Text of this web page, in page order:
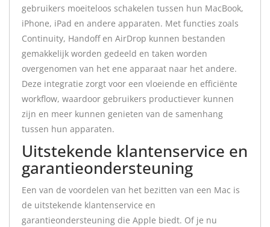
gebruikers moeiteloos schakelen tussen hun MacBook,
iPhone, iPad en andere apparaten. Met functies zoals
Continuity, Handoff en AirDrop kunnen bestanden
gemakkelijk worden gedeeld en taken worden
overgenomen van het ene apparaat naar het andere.
Deze integratie zorgt voor een vloeiende en efficiënte
workflow, waardoor gebruikers productiever kunnen
zijn en meer kunnen genieten van de samenhang
tussen hun apparaten.
Uitstekende klantenservice en
garantieondersteuning
Een van de voordelen van het bezitten van een Mac is
de uitstekende klantenservice en
garantieondersteuning die Apple biedt. Of je nu